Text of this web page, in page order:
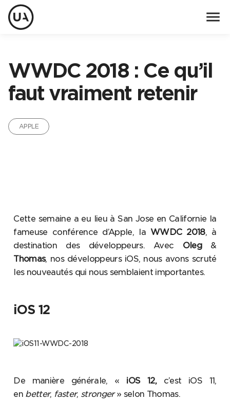
menu
WWDC 2018 : Ce qu’il
faut vraiment retenir
APPLE
Cette semaine a eu lieu à San Jose en Californie la
fameuse conférence d’Apple, la WWDC 2018, à
destination des développeurs. Avec Oleg&
Thomas, nos développeurs iOS, nous avons scruté
les nouveautés qui nous semblaient importantes.
iOS 12
De manière générale, « iOS 12, c’est iOS 11,
en better, faster, stronger» selon Thomas.